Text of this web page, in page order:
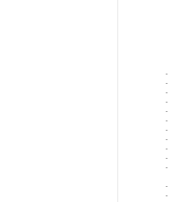
-
-
-
-
-
-
-
-
-
-
-
-
-